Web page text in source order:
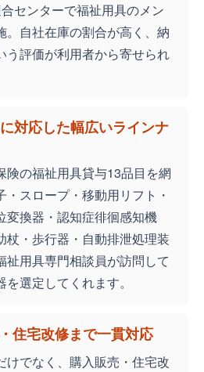
センターで福祉用具のメン
。自社在庫の割合が高く、納
う評価が利用者から寄せられ
対応した幅広いラインナ
険の福祉用具貸与13品目を網
スロープ・移動用リフト・
変換器・認知症徘徊感知機
杖・歩行器・自動排泄処理装
祉用具専門相談員が訪問して
選定してくれます。
住宅改修まで一貫対応
けでなく、購入販売・住宅改